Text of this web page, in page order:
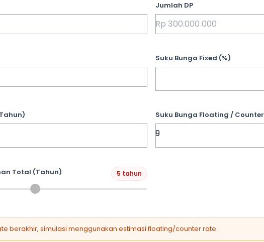
Jumlah DP
Suku Bunga Fixed (%)
Suku Bunga Floating /
Total (Tahun) 5 tahun
berakhir, simulasi menggunakan estimasi floating/counter rate.